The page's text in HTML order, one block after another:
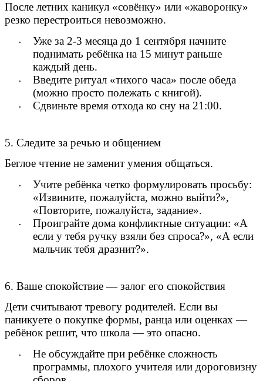
После летних каникул «совёнку» или «жаворонку»
резко перестроиться невозможно.
Уже за 2-3 месяца до 1 сентября начните
поднимать ребёнка на 15 минут раньше
каждый день.
Введите ритуал «тихого часа» после обеда
(можно просто полежать с книгой).
Сдвиньте время отхода ко сну на 21:00.
5. Следите за речью и общением
Беглое чтение не заменит умения общаться.
Учите ребёнка четко формулировать просьбу:
«Извините, пожалуйста, можно выйти?»,
«Повторите, пожалуйста, задание».
Проиграйте дома конфликтные ситуации: «А
если у тебя ручку взяли без спроса?», «А если
мальчик тебя дразнит?».
6. Ваше спокойствие — залог его спокойствия
Дети считывают тревогу родителей. Если вы
паникуете о покупке формы, ранца или оценках —
ребёнок решит, что школа — это опасно.
Не обсуждайте при ребёнке сложность
программы, плохого учителя или дороговизну